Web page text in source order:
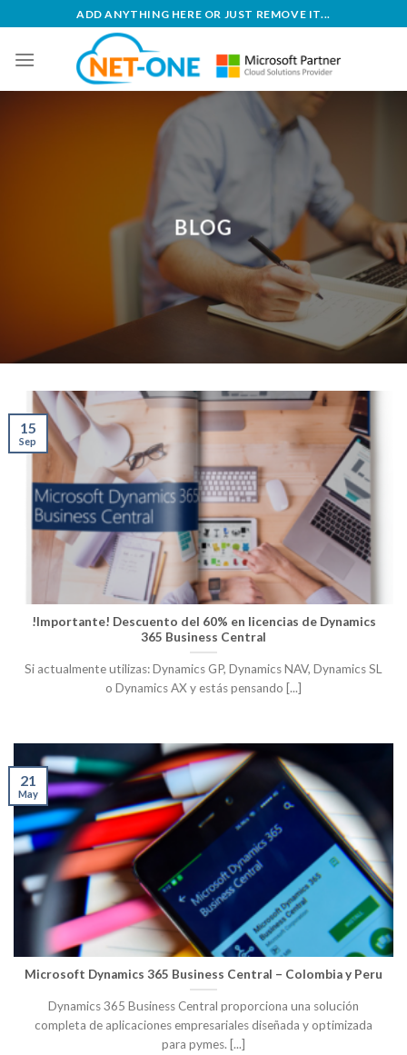
to
content
ADD ANYTHING HERE OR JUST REMOVE IT...
BLOG
!Importante! Descuento del 60% en licencias de Dynamics
365 Business Central
Si actualmente utilizas: Dynamics GP, Dynamics NAV, Dynamics SL
o Dynamics AX y estás pensando [...]
15
Sep
Microsoft Dynamics 365 Business Central – Colombia y Peru
Dynamics 365 Business Central proporciona una solución
completa de aplicaciones empresariales diseñada y optimizada
para pymes. [...]
21
May